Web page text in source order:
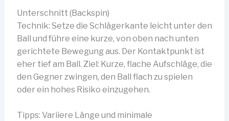
Unterschnitt (Backspin)
Technik: Setze die Schlägerkante leicht unter den
Ball und führe eine kurze, von oben nach unten
gerichtete Bewegung aus. Der Kontaktpunkt ist
eher tief am Ball. Ziel: Kurze, flache Aufschläge, die
den Gegner zwingen, den Ball flach zu spielen
oder ein hohes Risiko einzugehen.
Tipps: Variiere Länge und minimale